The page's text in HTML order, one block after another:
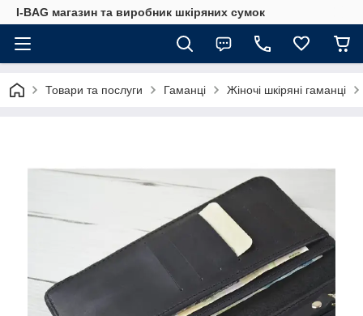
I-BAG магазин та виробник шкіряних сумок
Товари та послуги Гаманці Жіночі шкіряні гаманці